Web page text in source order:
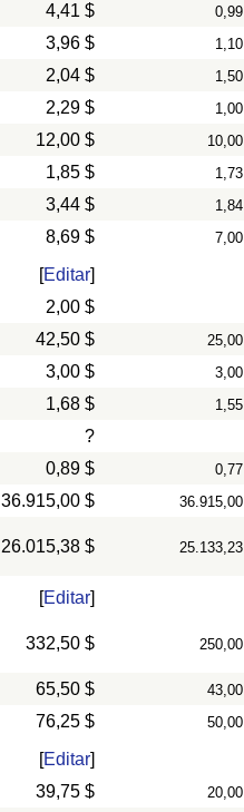
4,41 $ 0,99
3,96 $ 1,10
2,04 $ 1,50
2,29 $ 1,00
12,00 $ 10,00
1,85 $ 1,73
3,44 $ 1,84
8,69 $ 7,00
[Editar]
2,00 $
42,50 $ 25,00
3,00 $ 3,00
1,68 $ 1,55
?
0,89 $ 0,77
36.915,00 $ 36.915,00
26.015,38 $ 25.133,23
[Editar]
332,50 $ 250,00
65,50 $ 43,00
76,25 $ 50,00
[Editar]
39,75 $ 20,00